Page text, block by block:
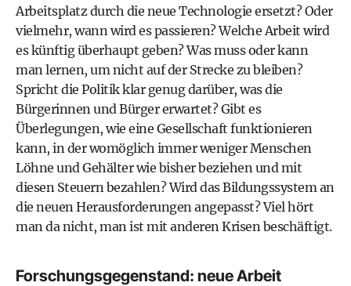
Arbeitsplatz durch die neue Technologie ersetzt? Oder
vielmehr, wann wird es passieren? Welche Arbeit wird
es künftig überhaupt geben? Was muss oder kann
man lernen, um nicht auf der Strecke zu bleiben?
Spricht die Politik klar genug darüber, was die
Bürgerinnen und Bürger erwartet? Gibt es
Überlegungen, wie eine Gesellschaft funktionieren
kann, in der womöglich immer weniger Menschen
Löhne und Gehälter wie bisher beziehen und mit
diesen Steuern bezahlen? Wird das Bildungssystem an
die neuen Herausforderungen angepasst? Viel hört
man da nicht, man ist mit anderen Krisen beschäftigt.
Forschungsgegenstand: neue Arbeit